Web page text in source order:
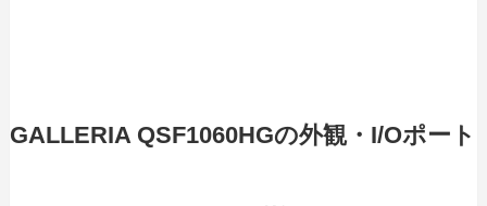
GALLERIA QSF1060HGの外観・I/Oポート